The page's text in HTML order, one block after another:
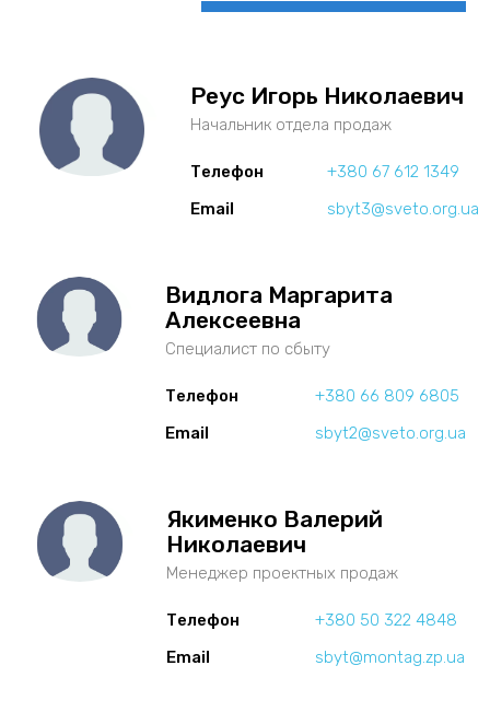
Реус Игорь Николаевич
Начальник отдела продаж
Телефон
+380 67 612 1349
Email
sbyt3@sveto.org.ua
Видлога Маргарита
Алексеевна
Специалист по сбыту
Телефон
+380 66 809 6805
Email
sbyt2@sveto.org.ua
Якименко Валерий
Николаевич
Менеджер проектных продаж
Телефон
+380 50 322 4848
Email
sbyt@montag.zp.ua